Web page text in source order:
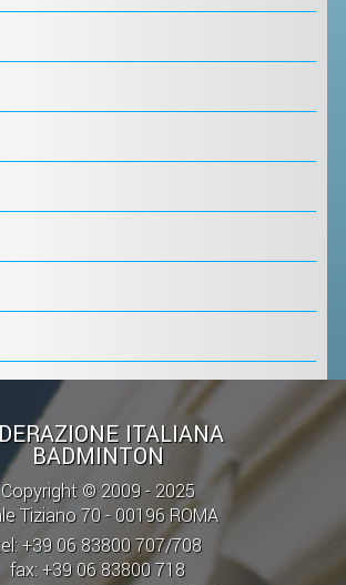
ITALIANA
BADMINTON
Copyright © 2009 - 2025
Tiziano 70 - 00196 ROMA
+39 06 83800 707/708
fax: +39 06 83800 718
GIUSTIZIA FEDERALE
PROVVEDIMENTI
MAGLIA AZZURRA
CTF – PALABADMINTON
SCHEDE ATLETI
VOLA CON NOI
CENTRI TECNICI TERRITORIALI
COMMISSIONE ATLETI
TESSERAMENTO